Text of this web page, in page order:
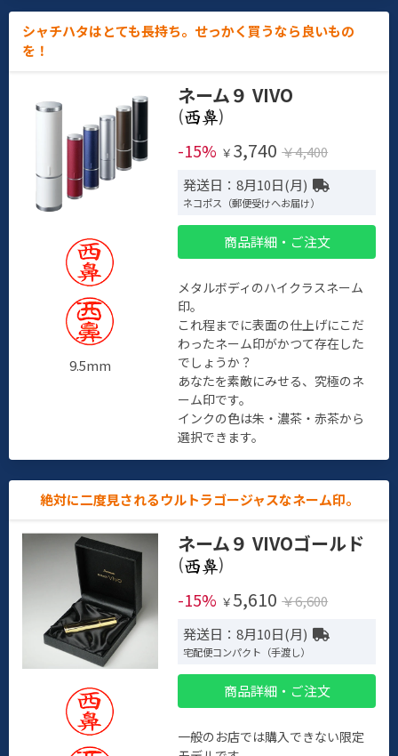
シャチハタはとても長持ち。せっかく買うなら良いもの
を！
9.5mm
ネーム９ VIVO
(
)
-15% ￥ 3,740 ￥4,400
発送日：8月10日(月)
ネコポス（郵便受けへお届け）
商品詳細・ご注文
メタルボディのハイクラスネーム
印。
これ程までに表面の仕上げにこだ
わったネーム印がかつて存在した
でしょうか？
あなたを素敵にみせる、究極のネ
ーム印です。
インクの色は朱・濃茶・赤茶から
選択できます。
絶対に二度見されるウルトラゴージャスなネーム印。
ネーム９ VIVOゴールド
(
)
-15% ￥ 5,610 ￥6,600
発送日：8月10日(月)
宅配便コンパクト（手渡し）
商品詳細・ご注文
一般のお店では購入できない限定